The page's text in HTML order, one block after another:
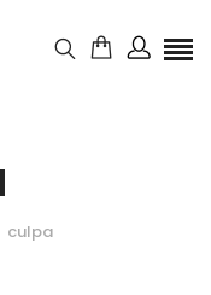
culpa